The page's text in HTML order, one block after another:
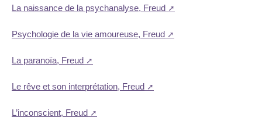
La naissance de la psychanalyse, Freud
Psychologie de la vie amoureuse, Freud
La paranoïa, Freud
Le rêve et son interprétation, Freud
L’inconscient, Freud